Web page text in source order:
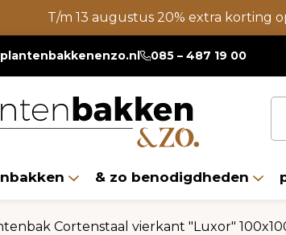
T/m 13 augustus 20% extra korting
085 – 487 19 00
& zo benodigdheden
Cortenstaal vierkant "Luxor"